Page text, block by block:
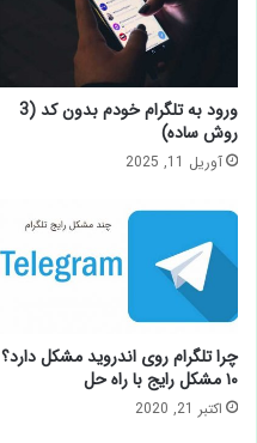
ورود به تلگرام خودم بدون کد (3
روش ساده)
آوریل 11, 2025
چرا تلگرام روی اندروید مشکل دارد؟
۱۰ مشکل رایج با راه حل
اکتبر 21, 2020